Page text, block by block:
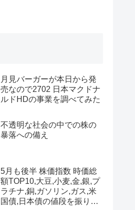
月見バーガーが本日から発
売なので2702 日本マクドナ
ルドHDの事業を調べてみた
不透明な社会の中での株の
暴落への備え
5月も後半 株価指数 時価総
額TOP10,大豆,小麦,金,銀,プ
ラチナ,銅,ガソリン,ガス,米
国債,日本債の値段を振り返